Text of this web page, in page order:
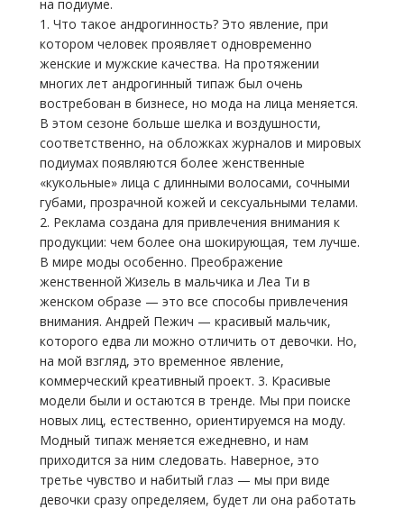
на подиуме.
1. Что такое андрогинность? Это явление, при
котором человек проявляет одновременно
женские и мужские качества. На протяжении
многих лет андрогинный типаж был очень
востребован в бизнесе, но мода на лица меняется.
В этом сезоне больше шелка и воздушности,
соответственно, на обложках журналов и мировых
подиумах появляются более женственные
«кукольные» лица с длинными волосами, сочными
губами, прозрачной кожей и сексуальными телами.
2. Реклама создана для привлечения внимания к
продукции: чем более она шокирующая, тем лучше.
В мире моды особенно. Преображение
женственной Жизель в мальчика и Леа Ти в
женском образе — это все способы привлечения
внимания. Андрей Пежич — красивый мальчик,
которого едва ли можно отличить от девочки. Но,
на мой взгляд, это временное явление,
коммерческий креативный проект. 3. Красивые
модели были и остаются в тренде. Мы при поиске
новых лиц, естественно, ориентируемся на моду.
Модный типаж меняется ежедневно, и нам
приходится за ним следовать. Наверное, это
третье чувство и набитый глаз — мы при виде
девочки сразу определяем, будет ли она работать